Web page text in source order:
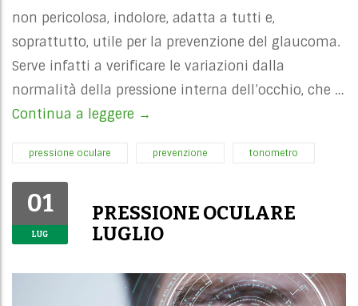
non pericolosa, indolore, adatta a tutti e,
soprattutto, utile per la prevenzione del glaucoma.
Serve infatti a verificare le variazioni dalla
normalità della pressione interna dell’occhio, che …
Continua a leggere PRESSIONE OCULARE LUGLIO
→
pressione oculare prevenzione tonometro
01
LUG
PRESSIONE OCULARE
LUGLIO